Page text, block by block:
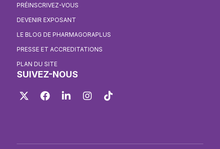
PRÉINSCRIVEZ-VOUS
DEVENIR EXPOSANT
LE BLOG DE PHARMAGORAPLUS
PRESSE ET ACCREDITATIONS
PLAN DU SITE
SUIVEZ-NOUS
Twitter FacebookLinkedIn Instagram